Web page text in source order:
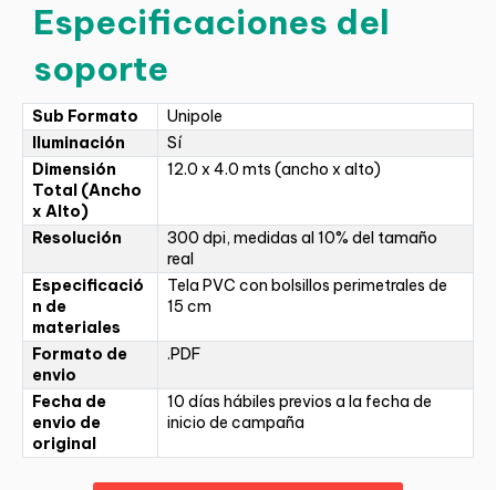
Especificaciones del
soporte
Sub Formato
Unipole
Iluminación
Sí
Dimensión
Total (Ancho
x Alto)
12.0 x 4.0 mts (ancho x alto)
Resolución
300 dpi, medidas al 10% del tamaño
real
Especificació
n de
materiales
Tela PVC con bolsillos perimetrales de
15 cm
Formato de
envio
.PDF
Fecha de
envio de
original
10 días hábiles previos a la fecha de
inicio de campaña